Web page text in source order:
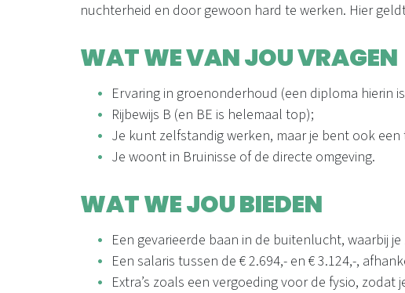
nuchterheid en door gewoon hard te werken. Hier
WAT WE VAN JOU VRAGEN
Ervaring in groenonderhoud (een diploma hierin
Rijbewijs B (en BE is helemaal top);
Je kunt zelfstandig werken, maar je bent ook
Je woont in Bruinisse of de directe omgeving.
WAT WE JOU BIEDEN
Een gevarieerde baan in de buitenlucht, waarbij
Een salaris tussen de € 2.694,- en € 3.124,-,
Extra’s zoals een vergoeding voor de fysio, zodat